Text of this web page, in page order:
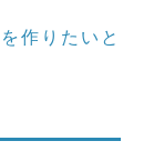
作りたいと